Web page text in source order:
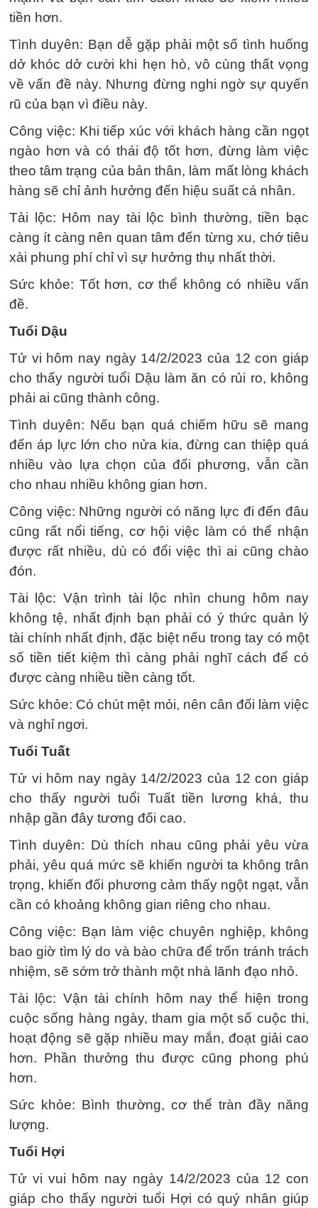
tiền hơn.
Tình duyên: Bạn dễ gặp phải một số tình huống
dở khóc dở cười khi hẹn hò, vô cùng thất vọng
về vấn đề này. Nhưng đừng nghi ngờ sự quyến
rũ của bạn vì điều này.
Công việc: Khi tiếp xúc với khách hàng cần ngọt
ngào hơn và có thái độ tốt hơn, đừng làm việc
theo tâm trạng của bản thân, làm mất lòng khách
hàng sẽ chỉ ảnh hưởng đến hiệu suất cá nhân.
Tài lộc: Hôm nay tài lộc bình thường, tiền bạc
càng ít càng nên quan tâm đến từng xu, chớ tiêu
xài phung phí chỉ vì sự hưởng thụ nhất thời.
Sức khỏe: Tốt hơn, cơ thể không có nhiều vấn
đề.
Tuổi Dậu
Tử vi hôm nay ngày 14/2/2023 của 12 con giáp
cho thấy người tuổi Dậu làm ăn có rủi ro, không
phải ai cũng thành công.
Tình duyên: Nếu bạn quá chiếm hữu sẽ mang
đến áp lực lớn cho nửa kia, đừng can thiệp quá
nhiều vào lựa chọn của đối phương, vẫn cần
cho nhau nhiều không gian hơn.
Công việc: Những người có năng lực đi đến đâu
cũng rất nổi tiếng, cơ hội việc làm có thể nhận
được rất nhiều, dù có đổi việc thì ai cũng chào
đón.
Tài lộc: Vận trình tài lộc nhìn chung hôm nay
không tệ, nhất định bạn phải có ý thức quản lý
tài chính nhất định, đặc biệt nếu trong tay có một
số tiền tiết kiệm thì càng phải nghĩ cách để có
được càng nhiều tiền càng tốt.
Sức khỏe: Có chút mệt mỏi, nên cân đối làm việc
và nghỉ ngơi.
Tuổi Tuất
Tử vi hôm nay ngày 14/2/2023 của 12 con giáp
cho thấy người tuổi Tuất tiền lương khá, thu
nhập gần đây tương đối cao.
Tình duyên: Dù thích nhau cũng phải yêu vừa
phải, yêu quá mức sẽ khiến người ta không trân
trọng, khiến đối phương cảm thấy ngột ngạt, vẫn
cần có khoảng không gian riêng cho nhau.
Công việc: Bạn làm việc chuyên nghiệp, không
bao giờ tìm lý do và bào chữa để trốn tránh trách
nhiệm, sẽ sớm trở thành một nhà lãnh đạo nhỏ.
Tài lộc: Vận tài chính hôm nay thể hiện trong
cuộc sống hàng ngày, tham gia một số cuộc thi,
hoạt động sẽ gặp nhiều may mắn, đoạt giải cao
hơn. Phần thưởng thu được cũng phong phú
hơn.
Sức khỏe: Bình thường, cơ thể tràn đầy năng
lượng.
Tuổi Hợi
Tử vi vui hôm nay ngày 14/2/2023 của 12 con
giáp cho thấy người tuổi Hợi có quý nhân giúp